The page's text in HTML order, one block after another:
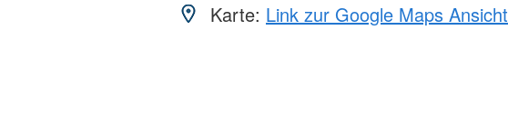
Karte: Link zur Google Maps Ansicht